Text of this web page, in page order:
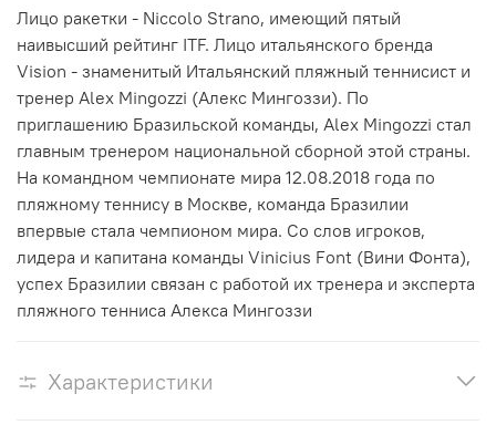
Лицо ракетки - Niccolo Strano, имеющий пятый
наивысший рейтинг ITF. Лицо итальянского бренда
Vision - знаменитый Итальянский пляжный теннисист и
тренер Alex Mingozzi (Алекс Мингоззи). По
приглашению Бразильской команды, Alex Mingozzi стал
главным тренером национальной сборной этой страны.
На командном чемпионате мира 12.08.2018 года по
пляжному теннису в Москве, команда Бразилии
впервые стала чемпионом мира. Со слов игроков,
лидера и капитана команды Vinicius Font (Вини Фонта),
успех Бразилии связан с работой их тренера и эксперта
пляжного тенниса Алекса Мингоззи
Характеристики